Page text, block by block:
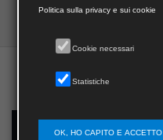
New user registration
Politica sulla privacy e sui cookie
Cookie necessari
Statistiche
OK, HO CAPITO E ACCETTO